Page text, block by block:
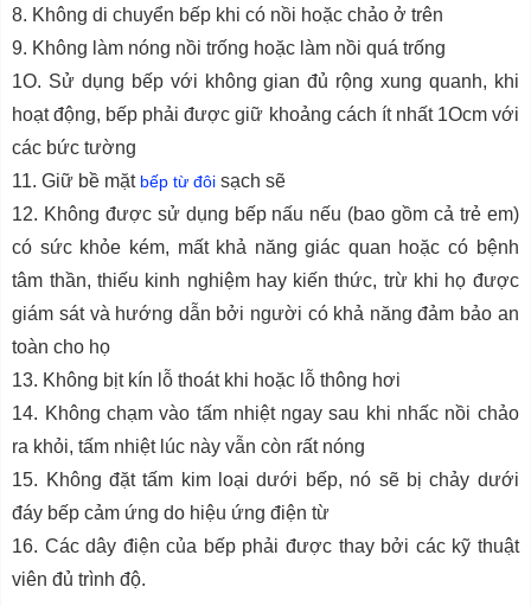
8. Không di chuyển bếp khi có nồi hoặc chảo ở trên
9. Không làm nóng nồi trống hoặc làm nồi quá trống
1O. Sử dụng bếp với không gian đủ rộng xung quanh, khi
hoạt động, bếp phải được giữ khoảng cách ít nhất 1Ocm với
các bức tường
11. Giữ bề mặt bếp từ đôi sạch sẽ
12. Không được sử dụng bếp nấu nếu (bao gồm cả trẻ em)
có sức khỏe kém, mất khả năng giác quan hoặc có bệnh
tâm thần, thiếu kinh nghiệm hay kiến thức, trừ khi họ được
giám sát và hướng dẫn bởi người có khả năng đảm bảo an
toàn cho họ
13. Không bịt kín lỗ thoát khi hoặc lỗ thông hơi
14. Không chạm vào tấm nhiệt ngay sau khi nhấc nồi chảo
ra khỏi, tấm nhiệt lúc này vẫn còn rất nóng
15. Không đặt tấm kim loại dưới bếp, nó sẽ bị chảy dưới
đáy bếp cảm ứng do hiệu ứng điện từ
16. Các dây điện của bếp phải được thay bởi các kỹ thuật
viên đủ trình độ.